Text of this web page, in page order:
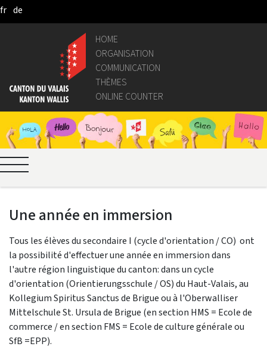
Skip to Main Content
fr de
HOME
ORGANISATION
COMMUNICATION
THÈMES
ONLINE COUNTER
Une année en immersion
Tous les élèves du secondaire I (cycle d'orientation / CO) ont
la possibilité d'effectuer une année en immersion dans
l'autre région linguistique du canton: dans un cycle
d'orientation (Orientierungsschule / OS) du Haut-Valais, au
Kollegium Spiritus Sanctus de Brigue ou à l'Oberwalliser
Mittelschule St. Ursula de Brigue (en section HMS = Ecole de
commerce / en section FMS = Ecole de culture générale ou
SfB =EPP).